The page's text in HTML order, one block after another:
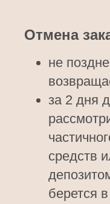
Отмена
не
за 2 дня
средств
берется